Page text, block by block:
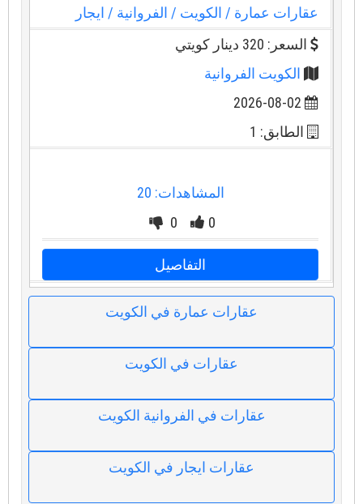
عقارات عمارة/ الكويت/ الفروانية/ ايجار
السعر: 320 دينار كويتي
الكويت الفروانية
2026-08-02
الطابق: 1
المشاهدات: 20
0
0
التفاصيل
عقارات عمارة في الكويت
عقارات في الكويت
عقارات في الفروانية الكويت
عقارات ايجار في الكويت